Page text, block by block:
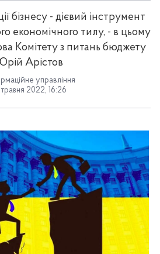
бізнесу - дієвий інструмент
економічного тилу, - в цьому
Комітету з питань бюджету
Арістов
управління
травня 2022, 16:26